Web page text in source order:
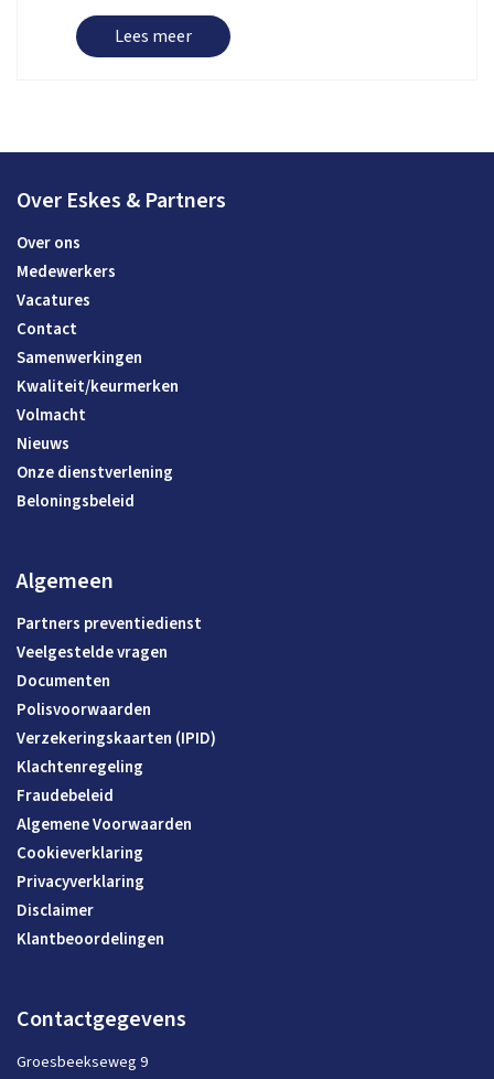
Lees meer
Over Eskes & Partners
Over ons
Medewerkers
Vacatures
Contact
Samenwerkingen
Kwaliteit/keurmerken
Volmacht
Nieuws
Onze dienstverlening
Beloningsbeleid
Algemeen
Partners preventiedienst
Veelgestelde vragen
Documenten
Polisvoorwaarden
Verzekeringskaarten (IPID)
Klachtenregeling
Fraudebeleid
Algemene Voorwaarden
Cookieverklaring
Privacyverklaring
Disclaimer
Klantbeoordelingen
Contactgegevens
Groesbeekseweg 9